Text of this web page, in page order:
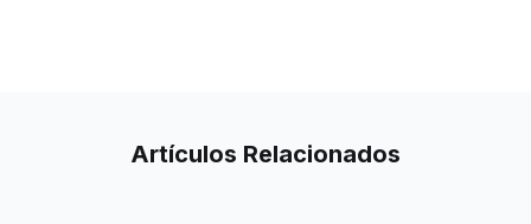
Artículos Relacionados